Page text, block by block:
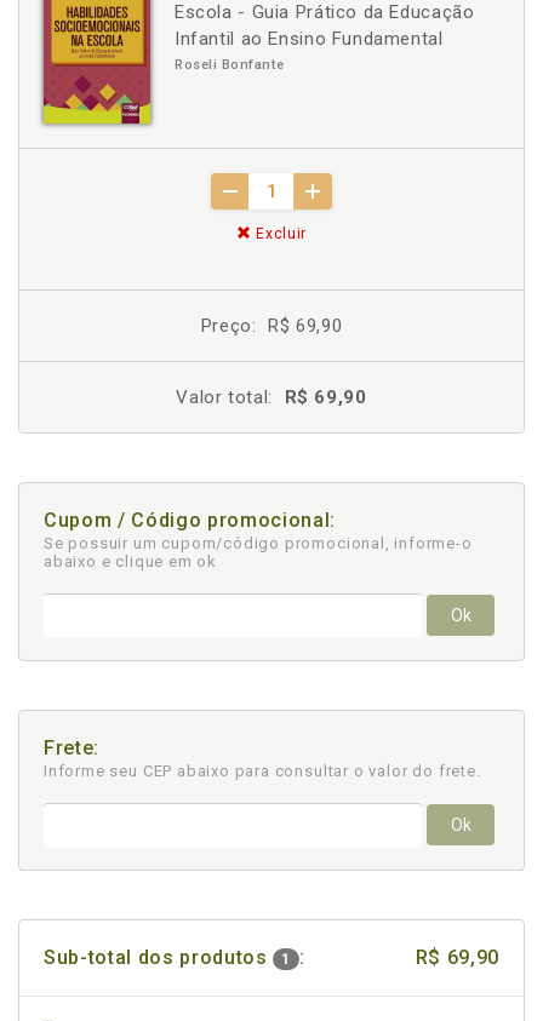
Escola - Guia Prático da Educação
Infantil ao Ensino Fundamental
Roseli Bonfante
Excluir
Preço: R$ 69,90
Valor total: R$ 69,90
Cupom / Código promocional:
Se possuir um cupom/código promocional, informe-o
abaixo e clique em ok
Ok
Frete:
Informe seu CEP abaixo para consultar o valor do frete.
Ok
Sub-total dos produtos 1 : R$ 69,90